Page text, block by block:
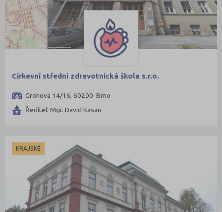
Církevní střední zdravotnická škola s.r.o.
Grohova 14/16, 60200 Brno
Ředitel: Mgr. David Kasan
KRAJSKÉ